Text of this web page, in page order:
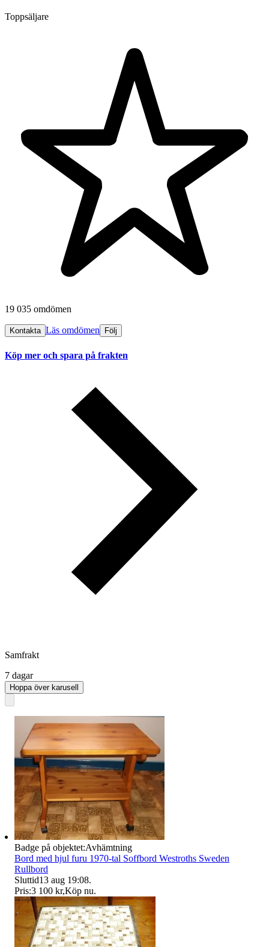
Toppsäljare
19 035 omdömen
Kontakta Läs omdömen Följ
Köp mer och spara på frakten
Samfrakt
7 dagar
Hoppa över karusell
Badge på objektet:Avhämtning
Bord med hjul furu 1970-tal Soffbord Westroths Sweden
Rullbord
Sluttid13 aug 19:08.
Pris:3 100 kr,Köp nu.